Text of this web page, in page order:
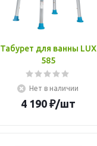
Табурет для ванны LUX
585
Нет в наличии
4 190₽/шт